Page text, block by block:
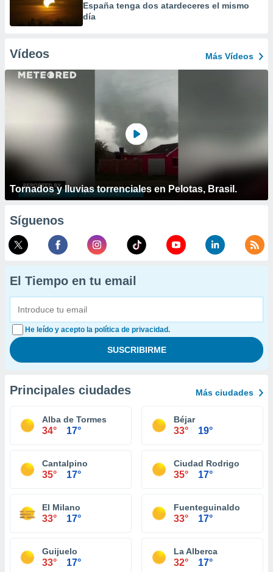
España tenga dos atardeceres el mismo
día
Vídeos Más Vídeos
Tornados y lluvias torrenciales en Pelotas, Brasil.
Síguenos
El Tiempo en tu email
He leído y acepto la política de privacidad.
Principales ciudades Más ciudades
Alba de Tormes
34° 17°
Béjar
33° 19°
Cantalpino
35° 17°
Ciudad Rodrigo
35° 17°
El Milano
33° 17°
Fuenteguinaldo
33° 17°
Guijuelo
33° 17°
La Alberca
32° 17°